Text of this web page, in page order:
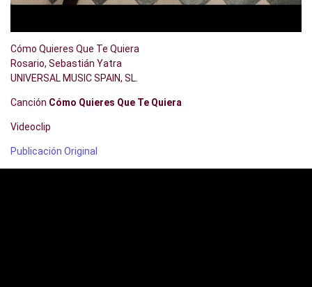
Cómo Quieres Que Te Quiera
Rosario, Sebastián Yatra
UNIVERSAL MUSIC SPAIN, SL.
Canción Cómo Quieres Que Te Quiera
Videoclip
Publicación Original